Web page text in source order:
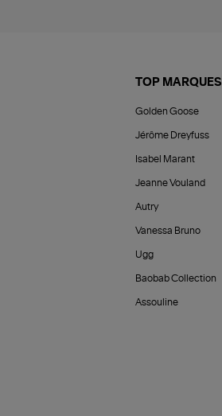
TOP MARQUES
Golden Goose
Jérôme Dreyfuss
Isabel Marant
Jeanne Vouland
Autry
Vanessa Bruno
Ugg
Baobab Collection
Assouline